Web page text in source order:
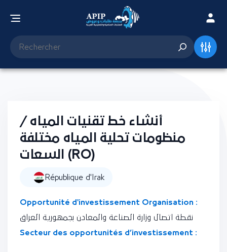
أنشاء خط تقنيات المياه /
منظومات تحلية المياه مختلفة
السعات (RO)
République d'Irak
Opportunité d'investissement Organisation :
نقطة اتصال وزارة الصناعة والمعادن بجمهورية العراق
Secteur des opportunités d’investissement :